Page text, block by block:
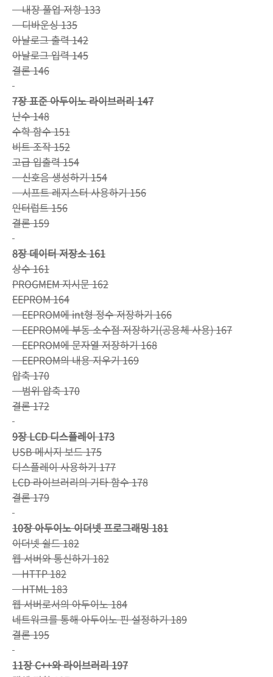
내장 풀업 저항 133
디바운싱 135
아날로그 출력 142
아날로그 입력 145
결론 146
7장 표준 아두이노 라이브러리 147
난수 148
수학 함수 151
비트 조작 152
고급 입출력 154
신호음 생성하기 154
시프트 레지스터 사용하기 156
인터럽트 156
결론 159
8장 데이터 저장소 161
상수 161
PROGMEM 지시문 162
EEPROM 164
EEPROM에 int형 정수 저장하기 166
EEPROM에 부동 소수점 저장하기(공용체 사용) 167
EEPROM에 문자열 저장하기 168
EEPROM의 내용 지우기 169
압축 170
범위 압축 170
결론 172
9장 LCD 디스플레이 173
USB 메시지 보드 175
디스플레이 사용하기 177
LCD 라이브러리의 기타 함수 178
결론 179
10장 아두이노 이더넷 프로그래밍 181
이더넷 쉴드 182
웹 서버와 통신하기 182
HTTP 182
HTML 183
웹 서버로서의 아두이노 184
네트워크를 통해 아두이노 핀 설정하기 189
결론 195
11장 C++와 라이브러리 197